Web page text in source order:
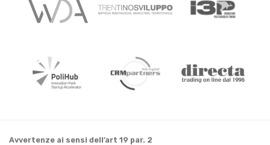
Avvertenze ai sensi dell’art 19 par. 2